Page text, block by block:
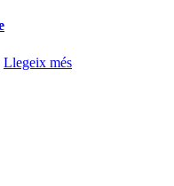
Llegeix més